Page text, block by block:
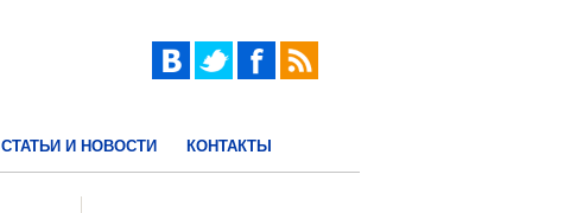
СТАТЬИ И НОВОСТИ КОНТАКТЫ